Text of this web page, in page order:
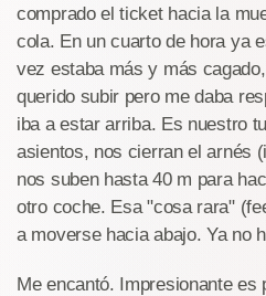
comprado el ticket hacia la
cola. En un cuarto de hora ya
vez estaba más y más
querido subir pero me daba
iba a estar arriba. Es nuestro
asientos, nos cierran el arnés
nos suben hasta 40 m para
otro coche. Esa "cosa rara"
a moverse hacia abajo. Ya no
Me encantó. Impresionante es